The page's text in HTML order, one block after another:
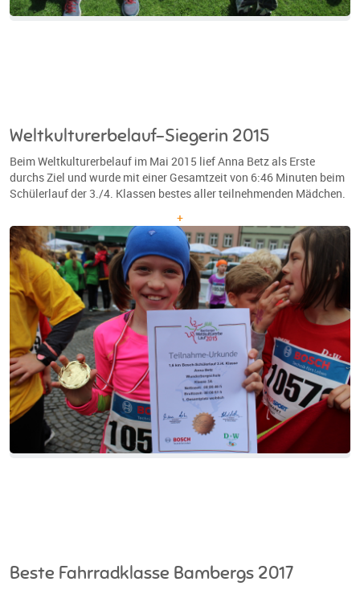
Weltkulturerbelauf-Siegerin 2015
Beim Weltkulturerbelauf im Mai 2015 lief Anna Betz als Erste
durchs Ziel und wurde mit einer Gesamtzeit von 6:46 Minuten beim
Schülerlauf der 3./4. Klassen bestes aller teilnehmenden Mädchen.
+
Beste Fahrradklasse Bambergs 2017